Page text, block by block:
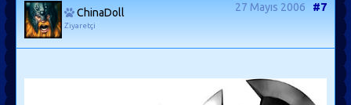
ChinaDoll
Ziyaretçi
27 Mayıs 2006 #7